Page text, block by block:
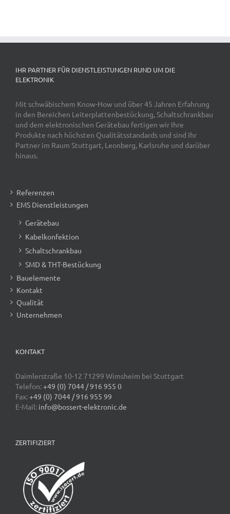
IHR PARTNER FÜR DIENSTLEISTUNGEN RUND UM DIE
ELEKTRONIK
Mit schwäbischem Know-How und über 45 Jahren Erfahrung
in den Bereichen Leiterplattenbestückung, Schaltschrankbau
und dem elektronischen Gerätebau fertigen wir Ihre
Produkte nach höchsten Qualitätsstandards und sind Ihr
Partner im Raum Stuttgart, Leonberg, Karlsruhe und darüber
hinaus.
Referenzen
EMS Dienstleistungen
Gerätebau
Kabelkonfektion
Schaltschrankbau
SMD & THT-Bestückung
Bauelemente
Kontakt
Qualität
Unternehmen
KONTAKT
Daimlerstraße 10-12 71299 Wimsheim bei Stuttgart
Telefon:+49 (0) 7044 / 916 955 0
Fax:+49 (0) 7044 / 916 955 99
E-Mail: info@bossert-elektronic.de
ZERTIFIZIERT